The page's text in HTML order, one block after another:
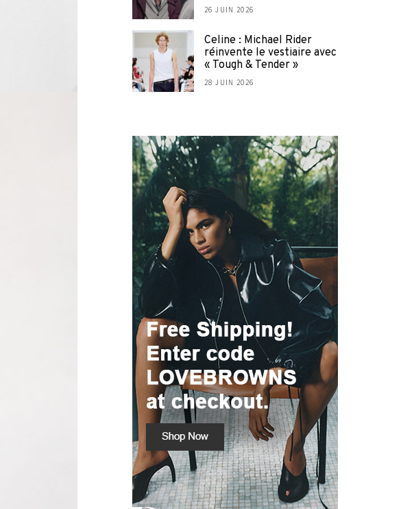
26 JUIN 2026
Celine : Michael Rider
réinvente le vestiaire avec
« Tough & Tender »
28 JUIN 2026